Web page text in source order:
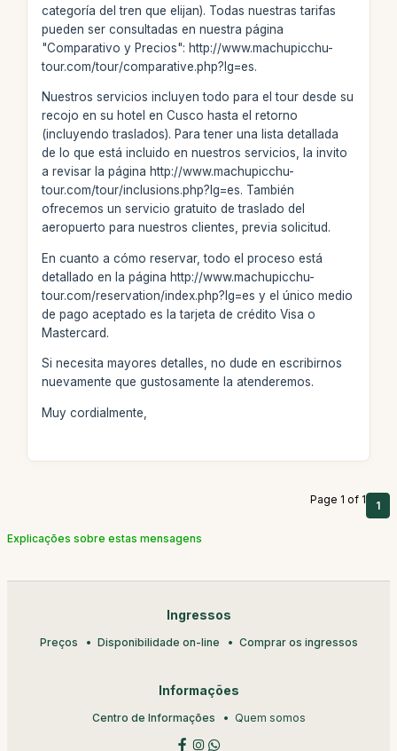
categoría del tren que elijan). Todas nuestras tarifas
pueden ser consultadas en nuestra página
"Comparativo y Precios": http://www.machupicchu-
tour.com/tour/comparative.php?lg=es.
Nuestros servicios incluyen todo para el tour desde su
recojo en su hotel en Cusco hasta el retorno
(incluyendo traslados). Para tener una lista detallada
de lo que está incluido en nuestros servicios, la invito
a revisar la página http://www.machupicchu-
tour.com/tour/inclusions.php?lg=es. También
ofrecemos un servicio gratuito de traslado del
aeropuerto para nuestros clientes, previa solicitud.
En cuanto a cómo reservar, todo el proceso está
detallado en la página http://www.machupicchu-
tour.com/reservation/index.php?lg=es y el único medio
de pago aceptado es la tarjeta de crédito Visa o
Mastercard.
Si necesita mayores detalles, no dude en escribirnos
nuevamente que gustosamente la atenderemos.
Muy cordialmente,
Page 1 of 1 1
Explicações sobre estas mensagens
Ingressos
Preços Disponibilidade on-line Comprar os ingressos
Informações
Centro de Informações Quem somos